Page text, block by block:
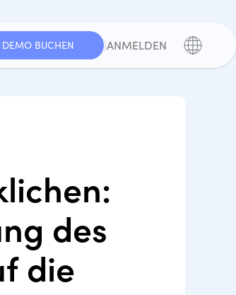
DEMO BUCHEN |ANMELDEN
des
die